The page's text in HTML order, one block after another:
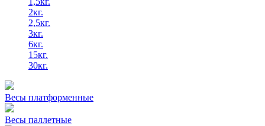
2кг.
2,5кг.
3кг.
6кг.
15кг.
30кг.
Весы платформенные
Весы паллетные